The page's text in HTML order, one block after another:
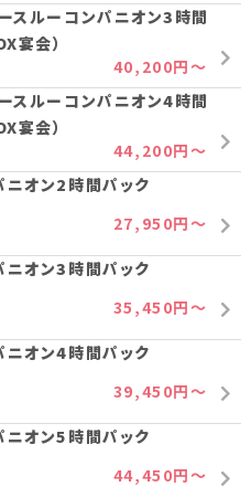
ースルーコンパニオン3時間
宴会）
40,200円～
ースルーコンパニオン4時間
宴会）
44,200円～
ニオン2時間パック
27,950円～
ニオン3時間パック
35,450円～
ニオン4時間パック
39,450円～
ニオン5時間パック
44,450円～